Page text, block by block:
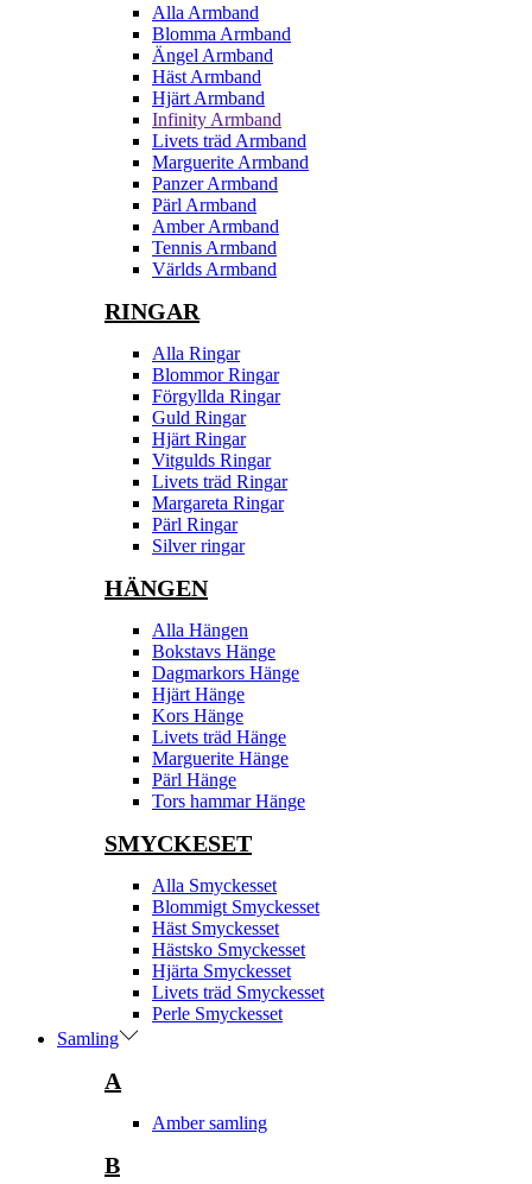
Alla Armband
Blomma Armband
Ängel Armband
Häst Armband
Hjärt Armband
Infinity Armband
Livets träd Armband
Marguerite Armband
Panzer Armband
Pärl Armband
Amber Armband
Tennis Armband
Världs Armband
RINGAR
Alla Ringar
Blommor Ringar
Förgyllda Ringar
Guld Ringar
Hjärt Ringar
Vitgulds Ringar
Livets träd Ringar
Margareta Ringar
Pärl Ringar
Silver ringar
HÄNGEN
Alla Hängen
Bokstavs Hänge
Dagmarkors Hänge
Hjärt Hänge
Kors Hänge
Livets träd Hänge
Marguerite Hänge
Pärl Hänge
Tors hammar Hänge
SMYCKESET
Alla Smyckesset
Blommigt Smyckesset
Häst Smyckesset
Hästsko Smyckesset
Hjärta Smyckesset
Livets träd Smyckesset
Perle Smyckesset
Samling
A
Amber samling
B